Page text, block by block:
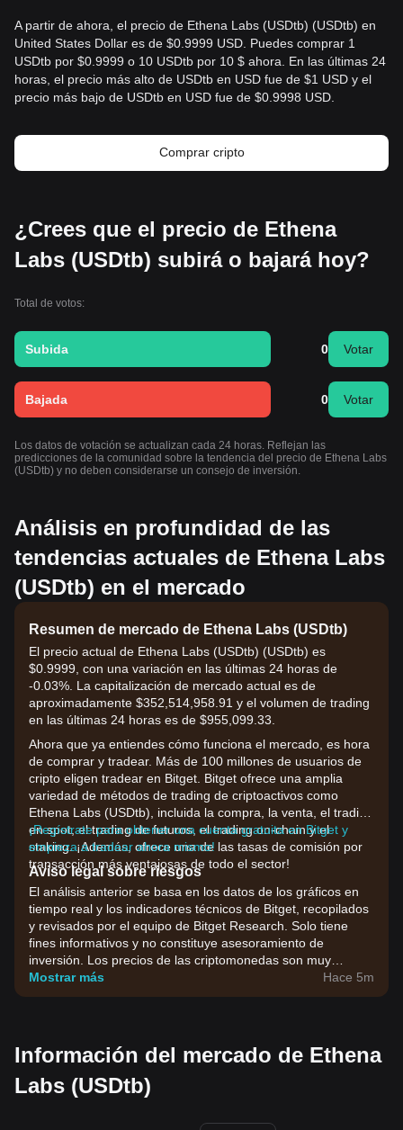
A partir de ahora, el precio de Ethena Labs (USDtb) (USDtb) en
United States Dollar es de $0.9999 USD. Puedes comprar 1
USDtb por $0.9999 o 10 USDtb por 10 $ ahora. En las últimas 24
horas, el precio más alto de USDtb en USD fue de $1 USD y el
precio más bajo de USDtb en USD fue de $0.9998 USD.
Comprar cripto
¿Crees que el precio de Ethena
Labs (USDtb) subirá o bajará hoy?
Total de votos:
Subida 0 Votar
Bajada 0 Votar
Los datos de votación se actualizan cada 24 horas. Reflejan las
predicciones de la comunidad sobre la tendencia del precio de Ethena Labs
(USDtb) y no deben considerarse un consejo de inversión.
Análisis en profundidad de las
tendencias actuales de Ethena Labs
(USDtb) en el mercado
Resumen de mercado de Ethena Labs (USDtb)
El precio actual de Ethena Labs (USDtb) (USDtb) es
$0.9999, con una variación en las últimas 24 horas de
-0.03%. La capitalización de mercado actual es de
aproximadamente $352,514,958.91 y el volumen de trading
en las últimas 24 horas es de $955,099.33.
Ahora que ya entiendes cómo funciona el mercado, es hora
de comprar y tradear. Más de 100 millones de usuarios de
cripto eligen tradear en Bitget. Bitget ofrece una amplia
variedad de métodos de trading de criptoactivos como
Ethena Labs (USDtb), incluida la compra, la venta, el trading
en spot, el trading de futuros, el trading on-chain y el
staking. ¡Además, ofrece una de las tasas de comisión por
transacción más ventajosas de todo el sector!
¡Regístrate para obtener una cuenta gratuita en Bitget y
empieza a tradear ahora mismo!
Aviso legal sobre riesgos
El análisis anterior se basa en los datos de los gráficos en
tiempo real y los indicadores técnicos de Bitget, recopilados
y revisados por el equipo de Bitget Research. Solo tiene
fines informativos y no constituye asesoramiento de
inversión. Los precios de las criptomonedas son muy
volátiles. Toma tus decisiones de inversión en función de tu
tolerancia al riesgo.
Mostrar más Hace 5m
Información del mercado de Ethena
Labs (USDtb)